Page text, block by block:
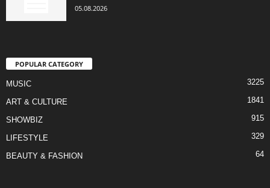
05.08.2026
POPULAR CATEGORY
MUSIC 3225
ART & CULTURE 1841
SHOWBIZ 915
LIFESTYLE 329
BEAUTY & FASHION 64